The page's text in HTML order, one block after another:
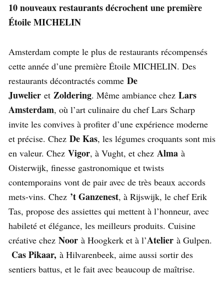
10 nouveaux restaurants décrochent une première
Étoile MICHELIN
Amsterdam compte le plus de restaurants récompensés
cette année d’une première Étoile MICHELIN. Des
restaurants décontractés comme De
Juwelier et Zoldering. Même ambiance chez Lars
Amsterdam, où l’art culinaire du chef Lars Scharp
invite les convives à profiter d’une expérience moderne
et précise. Chez De Kas, les légumes croquants sont mis
en valeur. Chez Vigor, à Vught, et chez Alma à
Oisterwijk, finesse gastronomique et twists
contemporains vont de pair avec de très beaux accords
mets-vins. Chez ’t Ganzenest, à Rijswijk, le chef Erik
Tas, propose des assiettes qui mettent à l’honneur, avec
habileté et élégance, les meilleurs produits. Cuisine
créative chez Noor à Hoogkerk et à l’Atelier à Gulpen.
Cas Pikaar, à Hilvarenbeek, aime aussi sortir des
sentiers battus, et le fait avec beaucoup de maîtrise.